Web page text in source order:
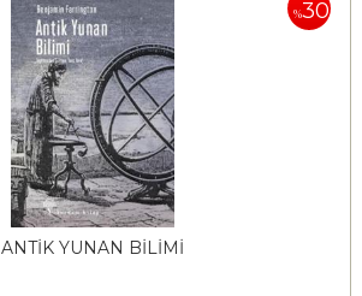
%30
ANTİK YUNAN BİLİMİ